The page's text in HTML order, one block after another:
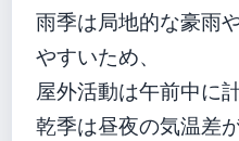
雨季は局地的な豪雨
やすいため、
屋外活動は午前中に
乾季は昼夜の気温差が